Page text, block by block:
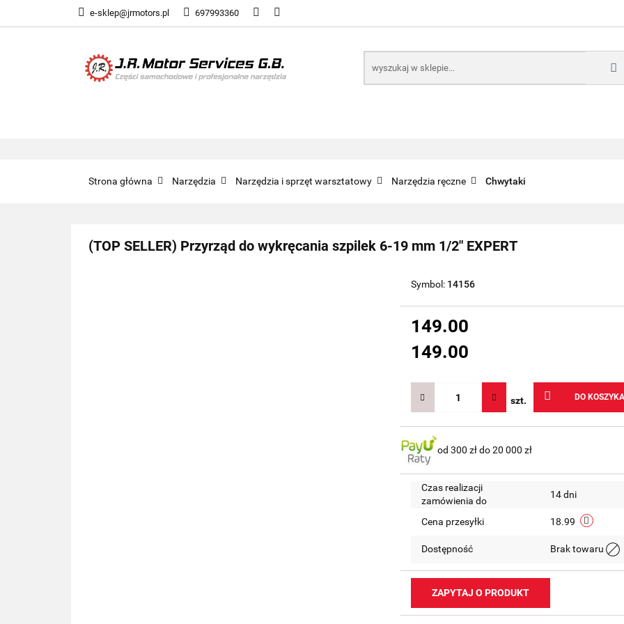
e-sklep@jrmotors.pl 697993360
UKŁADY PALIWOWE
KOMPONENTY ELEKTRONICZNE B2B
Strona główna Narzędzia Narzędzia i sprzęt warsztatowy Narzędzia ręczne Chwytaki
(TOP SELLER) Przyrząd do wykręcania szpilek 6-19 mm 1/2" EXPERT
Symbol: 14156
149.00
149.00
szt. DO KOSZYKA
od 300 zł do 20 000 zł
Czas realizacji
zamówienia do
14 dni
Cena przesyłki 18.99
Dostępność Brak towaru
ZAPYTAJ O PRODUKT